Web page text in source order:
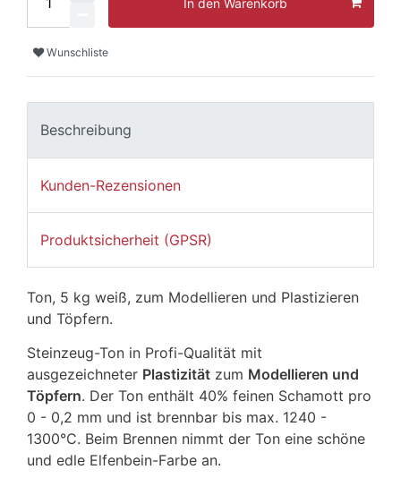
Wunschliste
Beschreibung
Kunden-Rezensionen
Produktsicherheit (GPSR)
Ton, 5 kg weiß, zum Modellieren und Plastizieren
und Töpfern.
Steinzeug-Ton in Profi-Qualität mit
ausgezeichneter Plastizität zum Modellieren und
Töpfern. Der Ton enthält 40% feinen Schamott pro
0 - 0,2 mm und ist brennbar bis max. 1240 -
1300°C. Beim Brennen nimmt der Ton eine schöne
und edle Elfenbein-Farbe an.